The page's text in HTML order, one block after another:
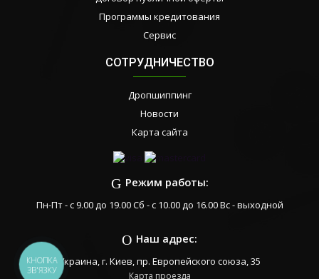
Программы кредитования
Сервис
СОТРУДНИЧЕСТВО
Дропшиппинг
Новости
Карта сайта
Режим работы:
Пн-Пт - с 9.00 до 19.00 Сб - с 10.00 до 16.00 Вс - выходной
Наш адрес:
Украина, г. Киев, пр. Европейского союза, 35
Карта проезда
КНОПКА
ЗВ'ЯЗКУ